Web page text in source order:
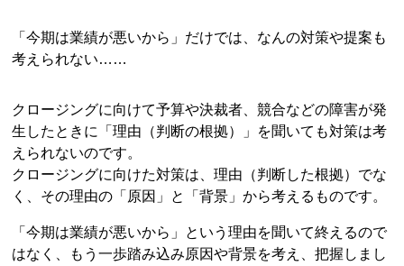
「今期は業績が悪いから」だけでは、なんの対策や提案も
考えられない……
クロージングに向けて予算や決裁者、競合などの障害が発
生したときに「理由（判断の根拠）」を聞いても対策は考
えられないのです。
クロージングに向けた対策は、理由（判断した根拠）でな
く、その理由の「原因」と「背景」から考えるものです。
「今期は業績が悪いから」という理由を聞いて終えるので
はなく、もう一歩踏み込み原因や背景を考え、把握しまし